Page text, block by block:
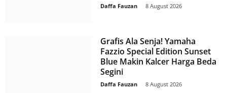
Daffa Fauzan 8 August 2026
Grafis Ala Senja! Yamaha
Fazzio Special Edition Sunset
Blue Makin Kalcer Harga Beda
Segini
Daffa Fauzan 8 August 2026